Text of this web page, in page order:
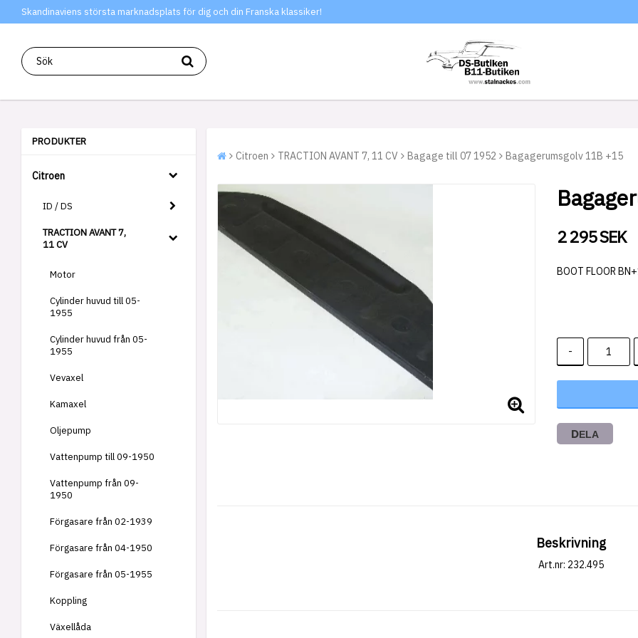
Skandinaviens största marknadsplats för dig och din Franska klassiker!
PRODUKTER
Citroen
ID / DS
TRACTION AVANT 7,
11 CV
Motor
Cylinder huvud till 05-
1955
Cylinder huvud från 05-
1955
Vevaxel
Kamaxel
Oljepump
Vattenpump till 09-1950
Vattenpump från 09-
1950
Förgasare från 02-1939
Förgasare från 04-1950
Förgasare från 05-1955
Koppling
Växellåda
Citroen TRACTION AVANT 7, 11 CV Bagage till 07 1952 Bagagerumsgolv 11B +15
2 295 SEK
BOOT FLOOR
-
DELA
Beskrivning
Art.nr: 232.495